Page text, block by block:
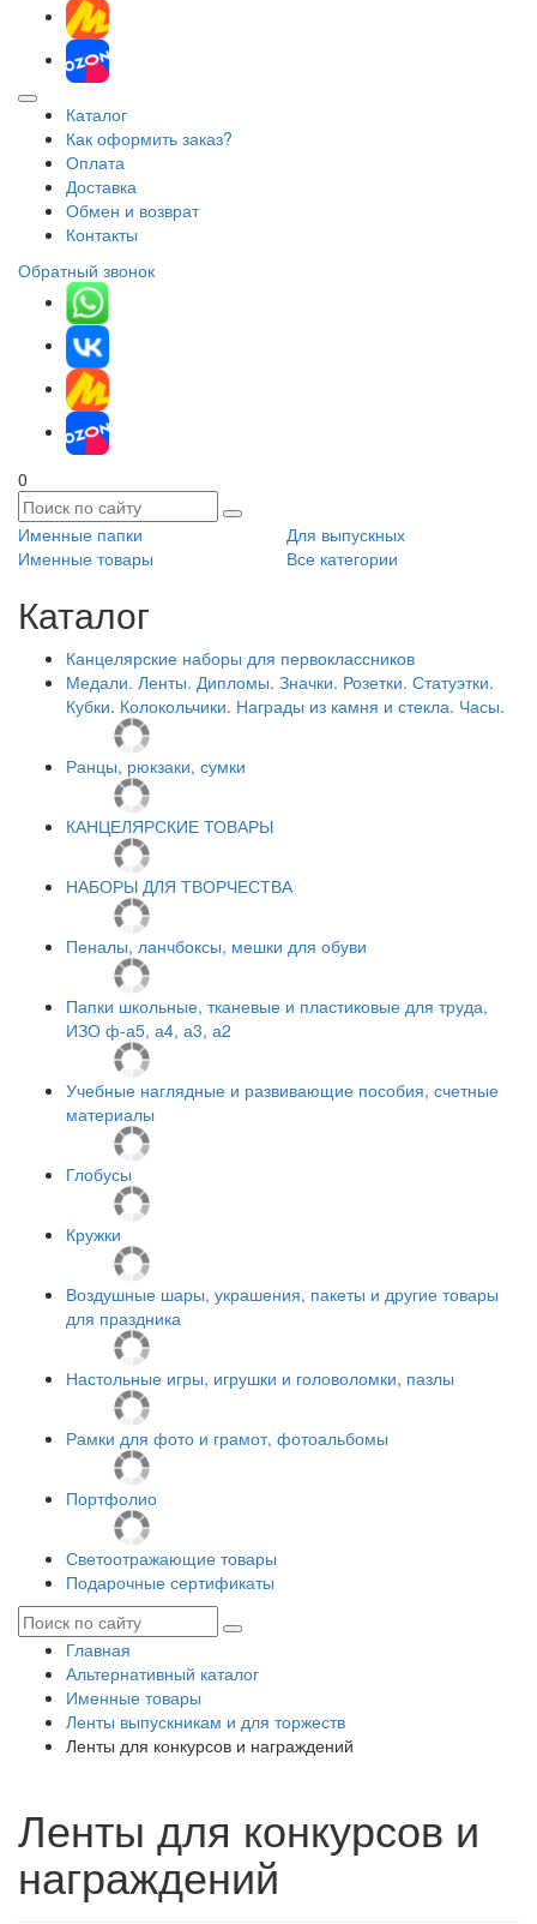
Каталог
Как оформить заказ?
Оплата
Доставка
Обмен и возврат
Контакты
Обратный звонок
0
Именные папки
Для выпускных
Именные товары
Все категории
Каталог
Канцелярские наборы для первоклассников
Медали. Ленты. Дипломы. Значки. Розетки. Статуэтки.
Кубки. Колокольчики. Награды из камня и стекла. Часы.
Ранцы, рюкзаки, сумки
КАНЦЕЛЯРСКИЕ ТОВАРЫ
НАБОРЫ ДЛЯ ТВОРЧЕСТВА
Пеналы, ланчбоксы, мешки для обуви
Папки школьные, тканевые и пластиковые для труда,
ИЗО ф-а5, а4, а3, а2
Учебные наглядные и развивающие пособия, счетные
материалы
Глобусы
Кружки
Воздушные шары, украшения, пакеты и другие товары
для праздника
Настольные игры, игрушки и головоломки, пазлы
Рамки для фото и грамот, фотоальбомы
Портфолио
Светоотражающие товары
Подарочные сертификаты
Главная
Альтернативный каталог
Именные товары
Ленты выпускникам и для торжеств
Ленты для конкурсов и награждений
Ленты для конкурсов и
награждений